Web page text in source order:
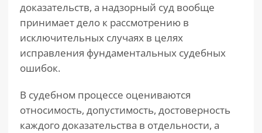
доказательств, а надзорный суд вообще
принимает дело к рассмотрению в
исключительных случаях в целях
исправления фундаментальных судебных
ошибок.
В судебном процессе оцениваются
относимость, допустимость, достоверность
каждого доказательства в отдельности, а